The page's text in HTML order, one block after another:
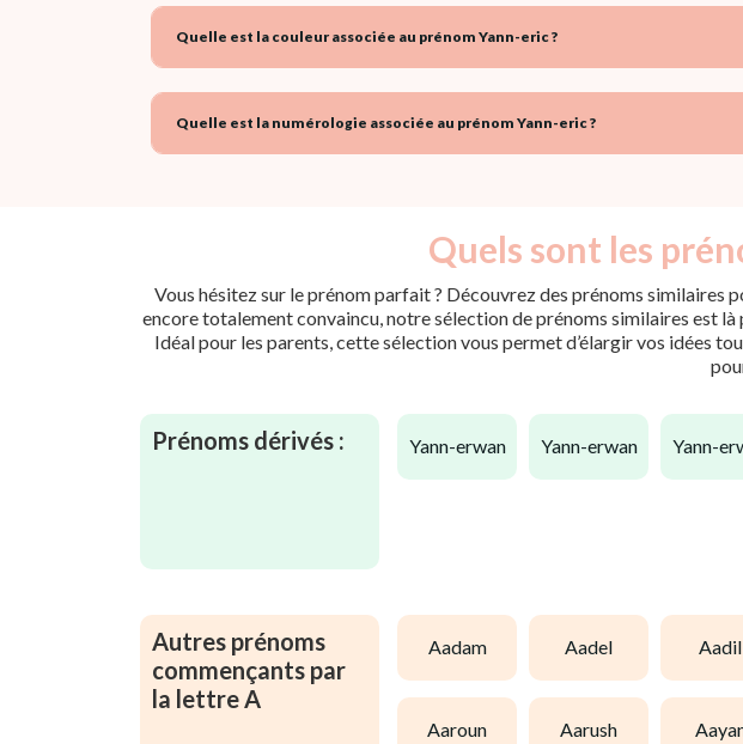
Quelle est la couleur associée au prénom Yann-eric ?
Quelle est la numérologie associée au prénom Yann-eric ?
Quels sont les
Vous hésitez sur le prénom parfait ? Découvrez des prénoms similaires
encore totalement convaincu, notre sélection de prénoms similaires est
Idéal pour les parents, cette sélection vous permet d’élargir vos idées
Prénoms dérivés : yann-erwan yann-erwan yann-
Autres prénoms
commençants par
la lettre A
aadam aadel aadil
aaroun aarush